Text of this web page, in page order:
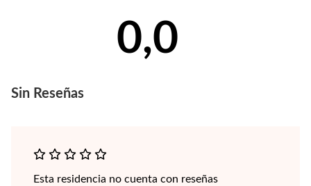
0,0
Sin Reseñas
Esta residencia no cuenta con reseñas